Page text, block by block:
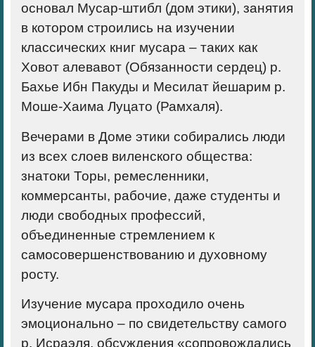
основал Мусар-штибл (дом этики), занятия
в котором строились на изучении
классических книг мусара – таких как
Ховот алевавот (Обязанности сердец) р.
Бахье Ибн Пакуды и Месилат йешарим р.
Моше-Хаима Луцато (Рамхаля).
Вечерами в Доме этики собирались люди
из всех слоев виленского общества:
знатоки Торы, ремесленники,
коммерсанты, рабочие, даже студенты и
люди свободных профессий,
объединенные стремлением к
самосовершенствованию и духовному
росту.
Изучение мусара проходило очень
эмоционально – по свидетельству самого
р. Исраэля, обсуждения «сопровождались